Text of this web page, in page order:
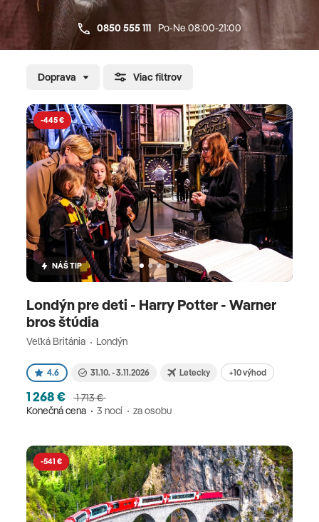
0850 555 111 Po-Ne 08:00-21:00
Doprava Viac filtrov
-445 €
NÁŠ TIP
Londýn pre deti - Harry Potter - Warner
bros štúdia
Veľká Británia Londýn
4.6 31.10. - 3.11.2026 Letecky +10 výhod
1 268 €
1 713 €
Konečná cena
3 nocí za osobu
-541 €